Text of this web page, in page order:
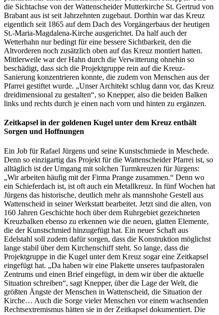
die Sichtachse von der Wattenscheider Mutterkirche St. Gertrud von
Brabant aus ist seit Jahrzehnten zugebaut. Dorthin war das Kreuz
eigentlich seit 1865 auf dem Dach des Vorgängerbaus der heutigen
St.-Maria-Magdalena-Kirche ausgerichtet. Da half auch der
Wetterhahn nur bedingt für eine bessere Sichtbarkeit, den die
Altvorderen noch zusätzlich oben auf das Kreuz montiert hatten.
Mittlerweile war der Hahn durch die Verwitterung ohnehin so
beschädigt, dass sich die Projektgruppe rein auf die Kreuz-
Sanierung konzentrieren konnte, die zudem von Menschen aus der
Pfarrei gestiftet wurde. „Unser Architekt schlug dann vor, das Kreuz
dreidimensional zu gestalten“, so Knepper, also die beiden Balken
links und rechts durch je einen nach vorn und hinten zu ergänzen.
Zeitkapsel in der goldenen Kugel unter dem Kreuz enthält
Sorgen und Hoffnungen
Ein Job für Rafael Jürgens und seine Kunstschmiede in Meschede.
Denn so einzigartig das Projekt für die Wattenscheider Pfarrei ist, so
alltäglich ist der Umgang mit solchen Turmkreuzen für Jürgens:
„Wir arbeiten häufig mit der Firma Prange zusammen.“ Denn wo
ein Schieferdach ist, ist oft auch ein Metallkreuz. In fünf Wochen hat
Jürgens das historische, deutlich mehr als mannshohe Gestell aus
Wattenscheid in seiner Werkstatt bearbeitet. Jetzt sind die alten, von
160 Jahren Geschichte hoch über dem Ruhrgebiet gezeichneten
Kreuzbalken ebenso zu erkennen wie die neuen, glatten Elemente,
die der Kunstschmied hinzugefügt hat. Ein neuer Schaft aus
Edelstahl soll zudem dafür sorgen, dass die Konstruktion möglichst
lange stabil über dem Kirchenschiff steht. So lange, dass die
Projektgruppe in die Kugel unter dem Kreuz sogar eine Zeitkapsel
eingefügt hat. „Da haben wir eine Plakette unseres taufpastoralen
Zentrums und einen Brief eingefügt, in dem wir über die aktuelle
Situation schreiben“, sagt Knepper, über die Lage der Welt, die
größten Ängste der Menschen in Wattenscheid, die Situation der
Kirche… Auch die Sorge vieler Menschen vor einem wachsenden
Rechtsextremismus hätten sie in der Zeitkapsel dokumentiert. Die